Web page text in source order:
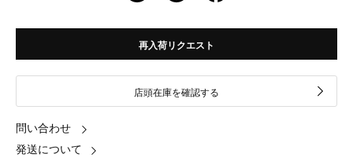
再入荷リクエスト
店頭在庫を確認する
問い合わせ
発送について